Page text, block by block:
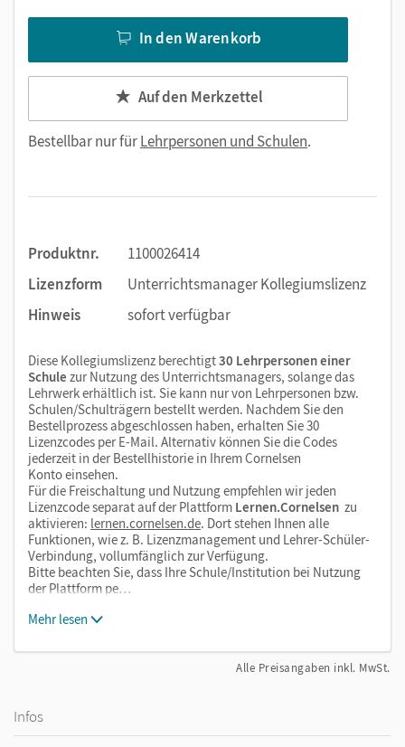
In den Warenkorb
Auf den Merkzettel
Bestellbar nur fürLehrpersonen und Schulen.
Produktnr.
1100026414
Lizenzform
Unterrichtsmanager Kollegiumslizenz
Hinweis
sofort verfügbar
Diese Kollegiumslizenz berechtigt30 Lehrpersonen einer
Schule zur Nutzung des Unterrichtsmanagers, solange das
Lehrwerk erhältlich ist. Sie kann nur von Lehrpersonen bzw.
Schulen/Schulträgern bestellt werden. Nachdem Sie den
Bestellprozess abgeschlossen haben, erhalten Sie 30
Lizenzcodes per E-Mail. Alternativ können Sie die Codes
jederzeit in der Bestellhistorie in Ihrem Cornelsen
Konto einsehen.
Für die Freischaltung und Nutzung empfehlen wir jeden
Lizenzcode separat auf der Plattform Lernen.Cornelsen zu
aktivieren: lernen.cornelsen.de. Dort stehen Ihnen alle
Funktionen, wie z. B. Lizenzmanagement und Lehrer-Schüler-
Verbindung, vollumfänglich zur Verfügung.
Bitte beachten Sie, dass Ihre Schule/Institution bei Nutzung
der Plattform pe…
Mehr lesen
Alle Preisangaben inkl. MwSt.
Infos